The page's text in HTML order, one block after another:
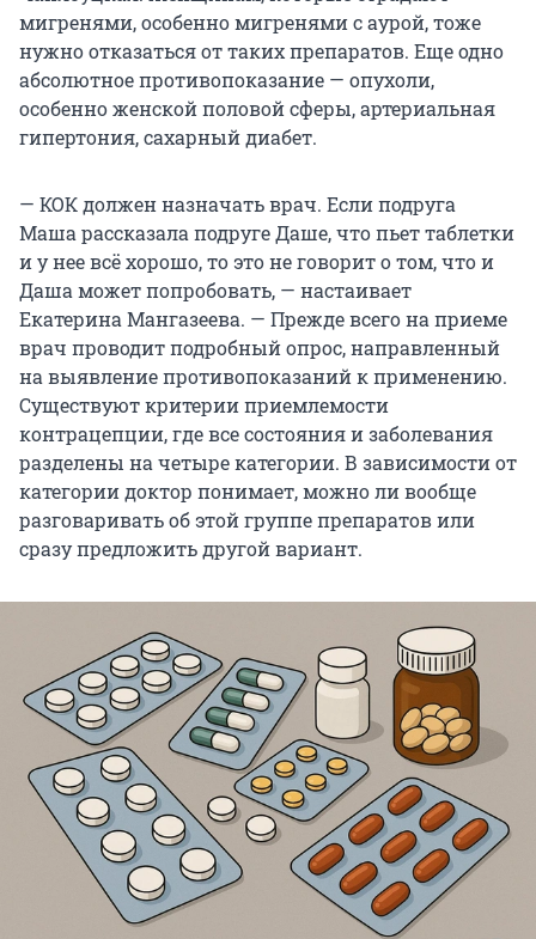
мигренями, особенно мигренями с аурой, тоже
нужно отказаться от таких препаратов. Еще одно
абсолютное противопоказание — опухоли,
особенно женской половой сферы, артериальная
гипертония, сахарный диабет.
— КОК должен назначать врач. Если подруга
Маша рассказала подруге Даше, что пьет таблетки
и у нее всё хорошо, то это не говорит о том, что и
Даша может попробовать, — настаивает
Екатерина Мангазеева. — Прежде всего на приеме
врач проводит подробный опрос, направленный
на выявление противопоказаний к применению.
Существуют критерии приемлемости
контрацепции, где все состояния и заболевания
разделены на четыре категории. В зависимости от
категории доктор понимает, можно ли вообще
разговаривать об этой группе препаратов или
сразу предложить другой вариант.